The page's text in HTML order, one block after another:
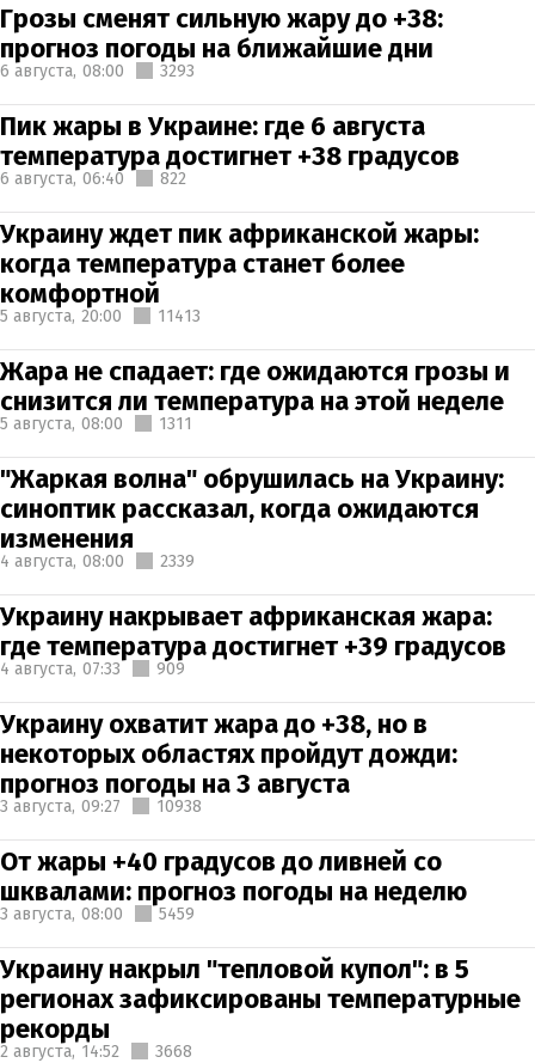
Грозы сменят сильную жару до +38:
прогноз погоды на ближайшие дни
6 августа, 08:00 3293
Пик жары в Украине: где 6 августа
температура достигнет +38 градусов
6 августа, 06:40 822
Украину ждет пик африканской жары:
когда температура станет более
комфортной
5 августа, 20:00 11413
Жара не спадает: где ожидаются грозы и
снизится ли температура на этой неделе
5 августа, 08:00 1311
"Жаркая волна" обрушилась на Украину:
синоптик рассказал, когда ожидаются
изменения
4 августа, 08:00 2339
Украину накрывает африканская жара:
где температура достигнет +39 градусов
4 августа, 07:33 909
Украину охватит жара до +38, но в
некоторых областях пройдут дожди:
прогноз погоды на 3 августа
3 августа, 09:27 10938
От жары +40 градусов до ливней со
шквалами: прогноз погоды на неделю
3 августа, 08:00 5459
Украину накрыл "тепловой купол": в 5
регионах зафиксированы температурные
рекорды
2 августа, 14:52 3668